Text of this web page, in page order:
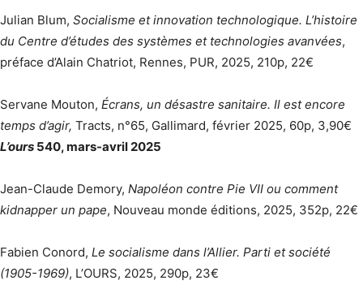
Julian Blum, Socialisme et innovation technologique. L’histoire
du Centre d’études des systèmes et technologies avanvées,
préface d’Alain Chatriot, Rennes, PUR, 2025, 210p, 22€
Servane Mouton, Écrans, un désastre sanitaire. Il est encore
temps d’agir, Tracts, n°65, Gallimard, février 2025, 60p, 3,90€
L’ours 540, mars-avril 2025
Jean-Claude Demory, Napoléon contre Pie VII ou comment
kidnapper un pape, Nouveau monde éditions, 2025, 352p, 22€
Fabien Conord, Le socialisme dans l’Allier. Parti et société
(1905-1969), L’OURS, 2025, 290p, 23€